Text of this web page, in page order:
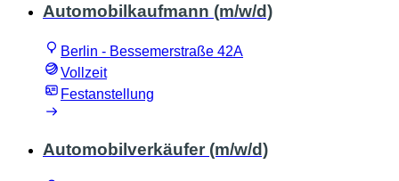
Automobilkaufmann (m/w/d)
Berlin - Bessemerstraße 42A
Vollzeit
Festanstellung
Automobilverkäufer (m/w/d)